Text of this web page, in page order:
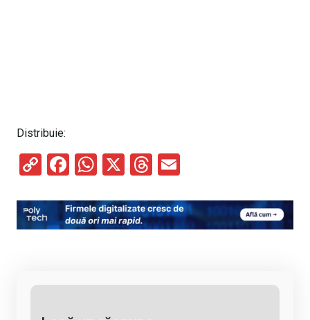
Distribuie:
C
py
Li
F
ce
b
W
at
s
X
T
e
a
ail